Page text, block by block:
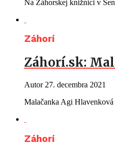
Na Záhorskej knižnici v
Záhorí
Záhorí.sk:
Autor 27. decembra 2021
Malačanka Agi
Záhorí